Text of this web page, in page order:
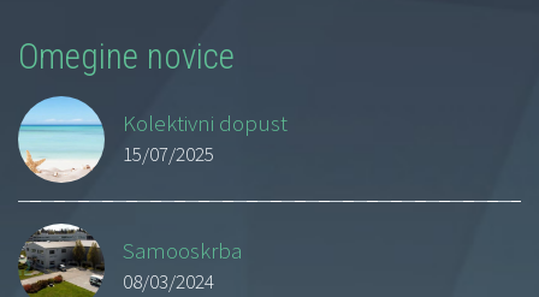
Omegine novice
Kolektivni dopust
15/07/2025
Samooskrba
08/03/2024